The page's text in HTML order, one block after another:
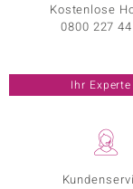
Kostenlose
0800 227
Ihr